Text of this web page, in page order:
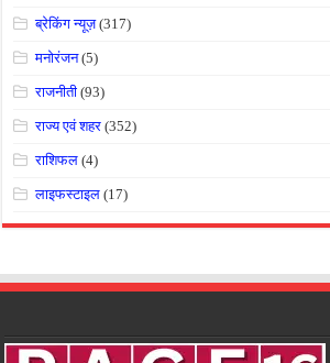
ब्रेकिंग न्यूज़(317)
मनोरंजन(5)
राजनीती (93)
राज्य एवं शहर (352)
राशिफल (4)
लाइफस्टाइल (17)